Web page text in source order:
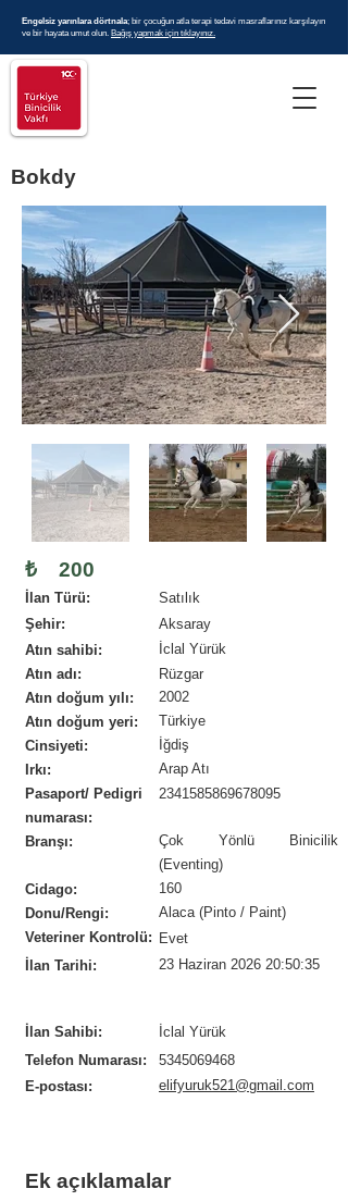
Engelsiz yarınlara dörtnala; bir çocuğun atla terapi tedavi masraflarınız karşılayın
ve bir hayata umut olun. Bağış yapmak için tıklayınız.
Bokdy
₺ 200
İlan Türü:
Satılık
Şehir:
Aksaray
Atın sahibi:
İclal Yürük
Atın adı:
Atın doğum yılı:
Atın doğum yeri:
Cinsiyeti:
Irkı:
Rüzgar
2002
Türkiye
İğdiş
Arap Atı
Pasaport/ Pedigri
numarası:
Branşı:
Cidago:
Donu/Rengi:
2341585869678095
Çok Yönlü Binicilik
(Eventing)
160
Alaca (Pinto / Paint)
Veteriner Kontrolü: Evet
İlan Tarihi:
23 Haziran 2026 20:50:35
İlan Sahibi:
İclal Yürük
Telefon Numarası:
5345069468
E-postası:
elifyuruk521@gmail.com
Ek açıklamalar